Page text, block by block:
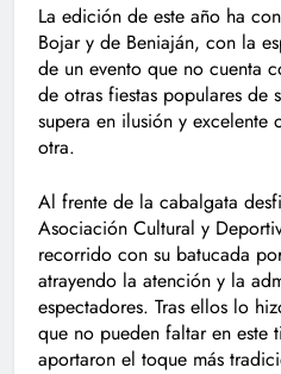
La edición de este año ha
Bojar y de Beniaján, con la
de un evento que no cuenta
de otras fiestas populares de
supera en ilusión y excelente
otra.
Al frente de la cabalgata
Asociación Cultural y
recorrido con su batucada
atrayendo la atención y la
espectadores. Tras ellos lo
que no pueden faltar en este
aportaron el toque más